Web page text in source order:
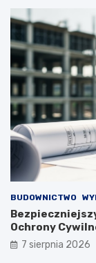
BUDOWNICTWO
Ochrony
7 sierpnia 2026